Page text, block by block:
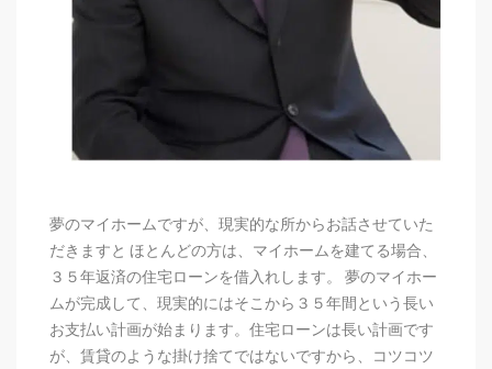
夢のマイホームですが、現実的な所からお話させていた
だきますと ほとんどの方は、マイホームを建てる場合、
３５年返済の住宅ローンを借入れします。 夢のマイホー
ムが完成して、現実的にはそこから３５年間という長い
お支払い計画が始まります。住宅ローンは長い計画です
が、賃貸のような掛け捨てではないですから、コツコツ